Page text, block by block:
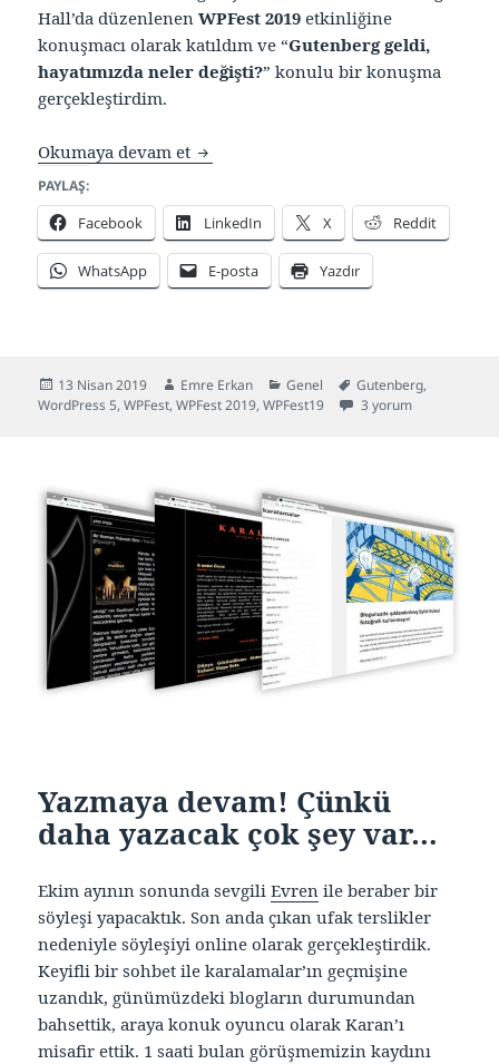
Hall’da düzenlenenWPFest 2019 etkinliğine
konuşmacı olarak katıldım ve “Gutenberg geldi,
hayatımızda neler değişti?” konulu bir konuşma
gerçekleştirdim.
Okumaya devam et WPFest 2019 Konuşmam
PAYLAŞ:
Facebook LinkedIn X Reddit
WhatsApp E-posta Yazdır
Yayın
tarihi
13 Nisan 2019 Yazar
Emre Erkan Kategoriler
Genel Etiketler
Gutenberg,
WordPress 5,WPFest,WPFest 2019,WPFest19 WPFest 2019
3 yorum
Yazmaya devam! Çünkü
daha yazacak çok şey var…
Ekim ayının sonunda sevgiliEvren ile beraber bir
söyleşi yapacaktık. Son anda çıkan ufak terslikler
nedeniyle söyleşiyi online olarak gerçekleştirdik.
Keyifli bir sohbet ile karalamalar’ın geçmişine
uzandık, günümüzdeki blogların durumundan
bahsettik, araya konuk oyuncu olarak Karan’ı
misafir ettik. 1 saati bulan görüşmemizin kaydını